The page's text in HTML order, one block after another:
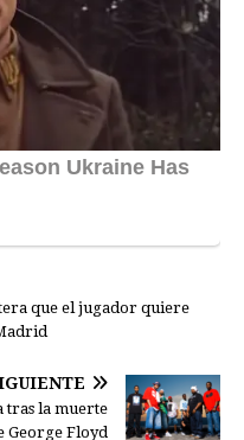
que el jugador quiere
tras la muerte
George Floyd